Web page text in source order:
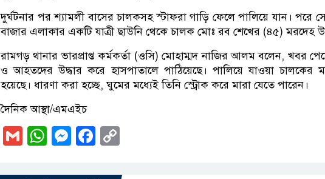
দুর্ঘটনার পর শ্যামলী বাসের চালকসহ স্টাফরা গাড়ি ফেলে পালিয়ে যান। পরে
বাজার এলাকার একটি যাত্রী ছাউনি থেকে চালক মোঃ রব শেখের (৪৫) মরদেহ
রামগড় থানার ভারপ্রাপ্ত কর্মকর্তা (ওসি) মোহাম্মদ নাজির আলম বলেন, খবর
ও আহতদের উদ্ধার করে হাসপাতালে পাঠিয়েছে। পালিয়ে যাওয়া চালকের
হয়েছে। ধারণা করা হচ্ছে, ঘুমের মধ্যেই তিনি স্ট্রোক করে মারা যেতে পারেন।
দৈনিক আস্থা/এমএইচ
GmailWhatsApp
Messenger
Facebook